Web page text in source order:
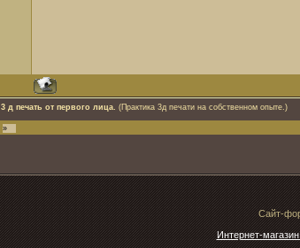
3 д печать от первого лица. (Практика 3д печати на собственном опыте.)
»
Сайт-
Интернет-